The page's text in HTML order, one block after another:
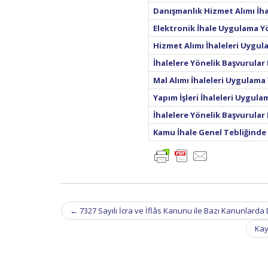
Danışmanlık Hizmet Alımı
Elektronik İhale Uygulama
Hizmet Alımı İhaleleri
İhalelere Yönelik Başvurular
Mal Alımı İhaleleri
Yapım İşleri İhaleleri
İhalelere Yönelik Başvurular
Kamu İhale Genel
Post
navigation
← 7327 Sayılı İcra ve İflâs Kanunu ile Bazı